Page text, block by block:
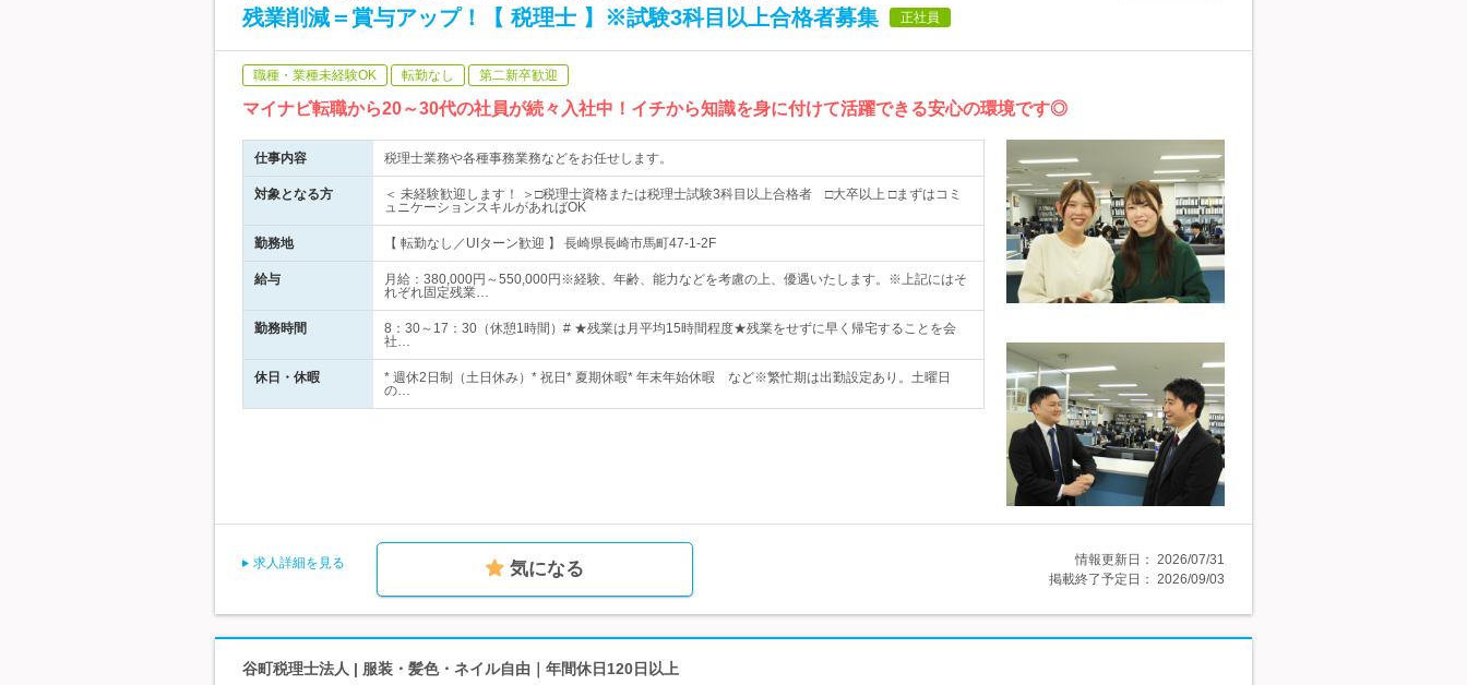
残業削減＝賞与アップ！【 税理士 】※試験3科目以上合格者募集 正社員
職種・業種未経験OK 転勤なし 第二新卒歓迎
マイナビ転職から20～30代の社員が続々入社中！イチから知識を身に付けて活躍できる安心の環境です◎
仕事内容 税理士業務や各種事務業務などをお任せします。
対象となる方
＜ 未経験歓迎します！ ＞□税理士資格または税理士試験3科目以上合格者 □大卒以上 □まずはコミ
ュニケーションスキルがあればOK
勤務地 【 転勤なし／UIターン歓迎 】 長崎県長崎市馬町47-1-2F
給与
月給：380,000円～550,000円※経験、年齢、能力などを考慮の上、優遇いたします。※上記にはそ
れぞれ固定残業…
勤務時間
8：30～17：30（休憩1時間）# ★残業は月平均15時間程度★残業をせずに早く帰宅することを会
社…
休日・休暇
* 週休2日制（土日休み）* 祝日* 夏期休暇* 年末年始休暇 など※繁忙期は出勤設定あり。土曜日
の…
求人詳細を見る 気になる 情報更新日： 2026/07/31
掲載終了予定日： 2026/09/03
谷町税理士法人 | 服装・髪色・ネイル自由｜年間休日120日以上